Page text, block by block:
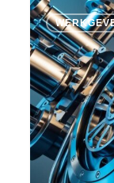
Uitgelichte
sector:
techniek